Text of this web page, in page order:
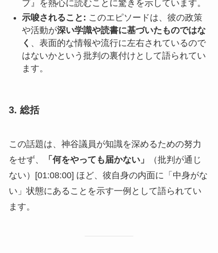
プ』を熱心に読むことに驚きを示しています。
示唆されること: このエピソードは、彼の政策
や活動が深い学識や読書に基づいたものではな
く 、表面的な情報や流行に左右されているので
はないかという批判の裏付けとして語られてい
ます。
3. 総括
この話題は、神谷議員が知識を深めるための努力
をせず、
「何をやっても届かない」
（批判が通じ
ない）[01:08:00] ほど、彼自身の内面に「中身がな
い」状態にあることを示す一例として語られてい
ます。